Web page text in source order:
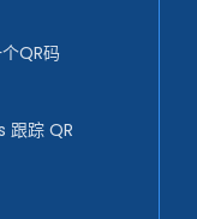
QR码
跟踪 QR